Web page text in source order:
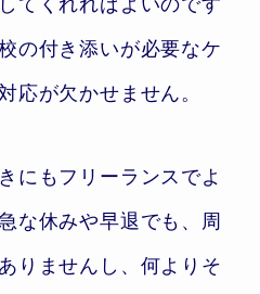
てくれればよいのです
の付き添いが必要なケ
応が欠かせません。
にもフリーランスでよ
な休みや早退でも、周
りませんし、何よりそ